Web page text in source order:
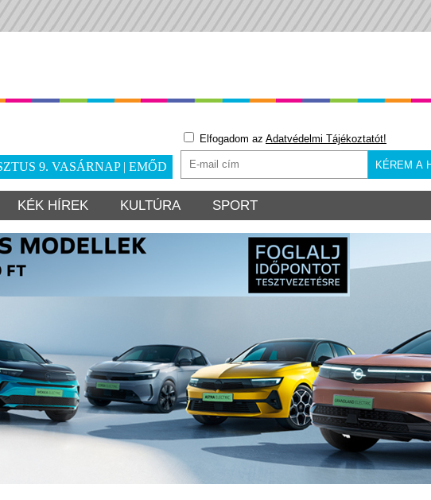
9. VASÁRNAP | EMŐD
Elfogadom az Adatvédelmi Tájékoztatót!
KÉK HÍREK KULTÚRA SPORT